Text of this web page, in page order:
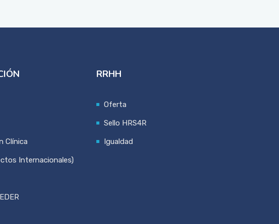
Clínica
Internacionales)
RRHH
Oferta
Sello HRS4R
Igualdad